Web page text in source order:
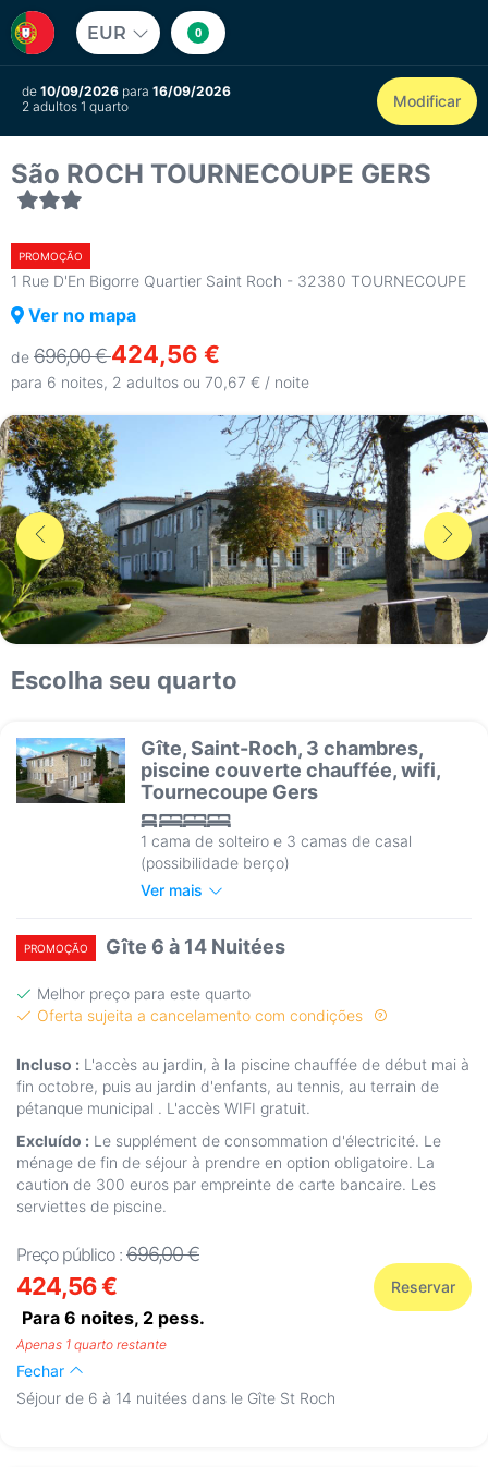
EUR 0
de 10/09/2026 para 16/09/2026
2 adultos 1 quarto
Modificar
São ROCH TOURNECOUPE GERS
PROMOÇÃO
1 Rue D'En Bigorre Quartier Saint Roch - 32380 TOURNECOUPE
Ver no mapa
de 696,00 €424,56 €
para 6 noites, 2 adultos ou 70,67 € / noite
Escolha seu quarto
Gîte, Saint-Roch, 3 chambres,
piscine couverte chauffée, wifi,
Tournecoupe Gers
1 cama de solteiro e 3 camas de casal
(possibilidade berço)
Ver mais
PROMOÇÃO Gîte 6 à 14 Nuitées
Melhor preço para este quarto
Oferta sujeita a cancelamento com condições
Incluso : L'accès au jardin, à la piscine chauffée de début mai à
fin octobre, puis au jardin d'enfants, au tennis, au terrain de
pétanque municipal . L'accès WIFI gratuit.
Excluído : Le supplément de consommation d'électricité. Le
ménage de fin de séjour à prendre en option obligatoire. La
caution de 300 euros par empreinte de carte bancaire. Les
serviettes de piscine.
Preço público : 696,00 €
424,56 €
Para 6 noites, 2 pess.
Reservar
Apenas 1 quarto restante
Fechar
Séjour de 6 à 14 nuitées dans le Gîte St Roch